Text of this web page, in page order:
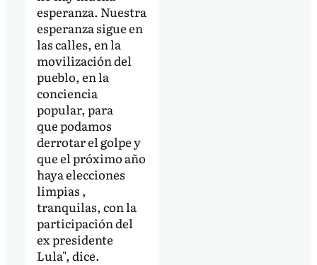
esperanza. Nuestra
esperanza sigue en
las calles, en la
movilización del
pueblo, en la
conciencia
popular, para
que podamos
derrotar el golpe y
que el próximo año
haya elecciones
limpias ,
tranquilas, con la
participación del
ex presidente
Lula", dice.